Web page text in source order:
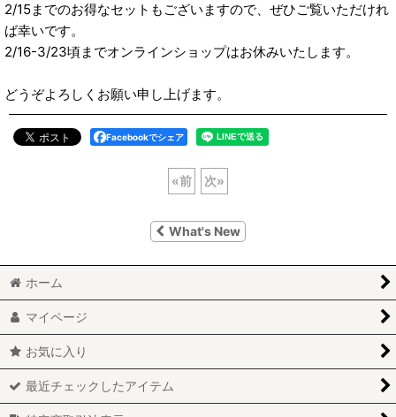
2/15までのお得なセットもございますので、ぜひご覧いただけれ
ば幸いです。
2/16-3/23頃までオンラインショップはお休みいたします。
どうぞよろしくお願い申し上げます。
Facebookでシェア
«前 次»
What's New
ホーム
マイページ
お気に入り
最近チェックしたアイテム